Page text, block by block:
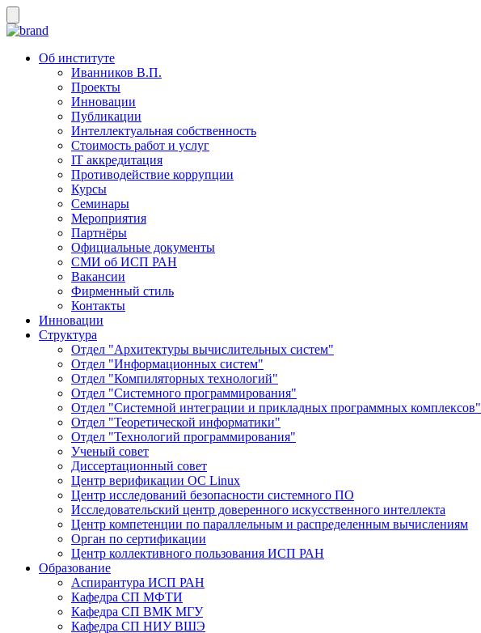
Об институте
Иванников В.П.
Проекты
Инновации
Публикации
Интеллектуальная собственность
Стоимость работ и услуг
IT аккредитация
Противодействие коррупции
Курсы
Семинары
Мероприятия
Партнёры
Официальные документы
СМИ об ИСП РАН
Вакансии
Фирменный стиль
Контакты
Инновации
Структура
Отдел "Архитектуры вычислительных систем"
Отдел "Информационных систем"
Отдел "Компиляторных технологий"
Отдел "Системного программирования"
Отдел "Системной интеграции и прикладных программных комплексов"
Отдел "Теоретической информатики"
Отдел "Технологий программирования"
Ученый совет
Диссертационный совет
Центр верификации ОС Linux
Центр исследований безопасности системного ПО
Исследовательский центр доверенного искусственного интеллекта
Центр компетенции по параллельным и распределенным вычислениям
Орган по сертификации
Центр коллективного пользования ИСП РАН
Образование
Аспирантура ИСП РАН
Кафедра СП МФТИ
Кафедра СП ВМК МГУ
Кафедра СП НИУ ВШЭ